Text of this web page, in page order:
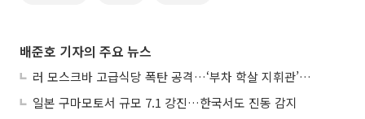
배준호 기자의 주요 뉴스
러 모스크바 고급식당 폭탄 공격…‘부차 학살 지휘관’ 노렸나
일본 구마모토서 규모 7.1 강진…한국서도 진동 감지